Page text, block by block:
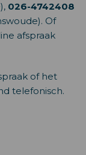
026-4742408
Of
afspraak
of het
telefonisch.